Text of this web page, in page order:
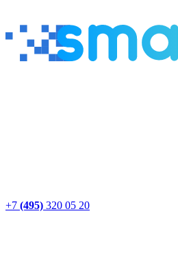
+7 (495) 320 05 20